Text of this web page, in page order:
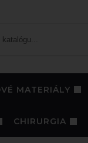
MATERIÁLY
CHIRURGIA